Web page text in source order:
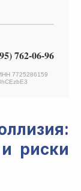
762-06-96
7725286159
риски